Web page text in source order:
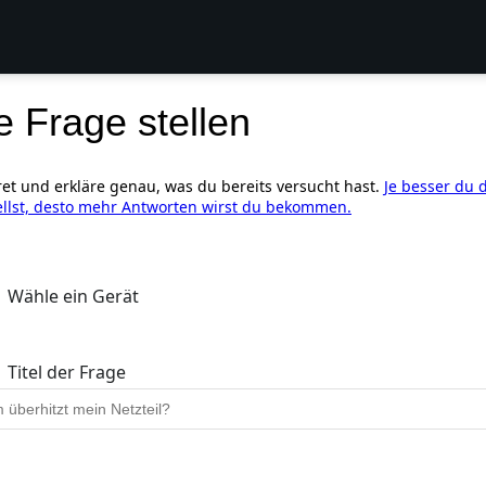
Frage stellen
und erkläre genau, was du bereits versucht hast. Je besser du
desto mehr Antworten wirst du bekommen.
Wähle ein Gerät
Titel der Frage